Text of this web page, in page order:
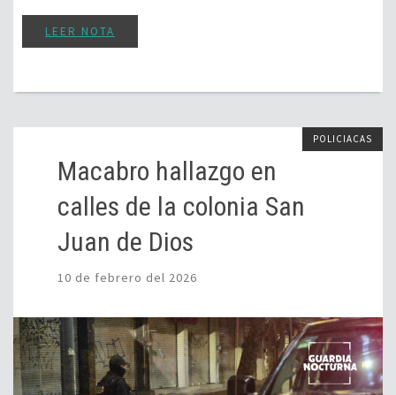
LEER NOTA
POLICIACAS
Macabro hallazgo en
calles de la colonia San
Juan de Dios
10 de febrero del 2026